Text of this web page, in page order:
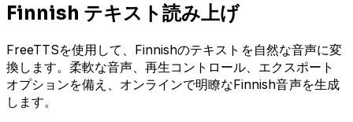
Finnish テキスト読み上げ
FreeTTSを使用して、Finnishのテキストを自然な音声に変
換します。柔軟な音声、再生コントロール、エクスポート
オプションを備え、オンラインで明瞭なFinnish音声を生成
します。